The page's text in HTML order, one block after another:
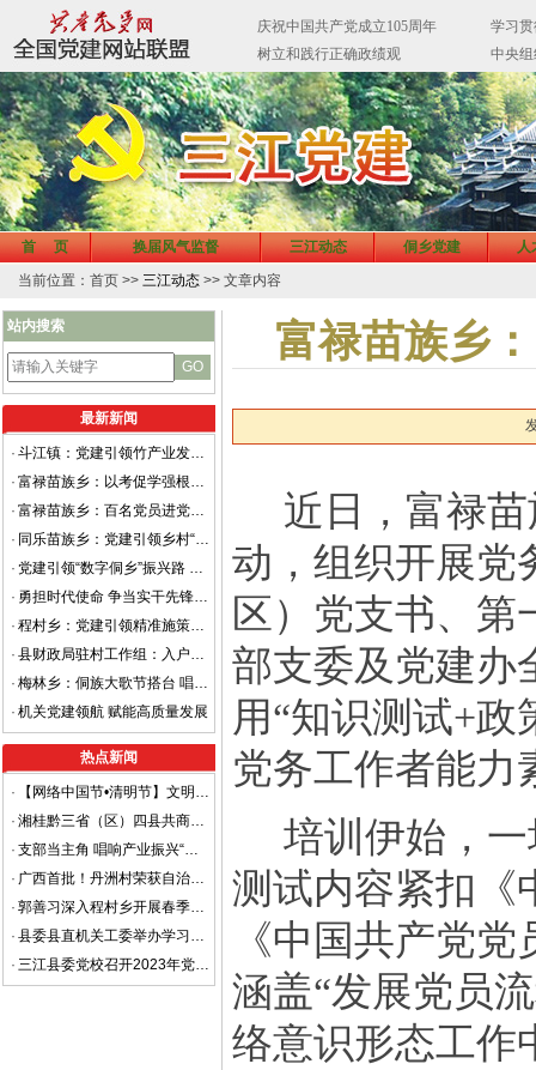
首 页 换届风气监督 三江动态 侗乡党建
人
当前位置：首页 >> 三江动态 >> 文章内容
站内搜索
最新新闻
·
斗江镇：党建引领竹产业发展 铺就乡村振兴富民路
·
富禄苗族乡：以考促学强根基 经验分享提质效
·
富禄苗族乡：百名党员进党校 锤炼党性固党心
·
同乐苗族乡：党建引领乡村“善治”之路
·
党建引领“数字侗乡”振兴路 ——布央村以智慧党建赋能乡村治理现代化
·
勇担时代使命 争当实干先锋——三江侗族自治县召开2025年年轻干部座谈会
·
程村乡：党建引领精准施策，真诚服务助企纾困
·
县财政局驻村工作组：入户开展养老认证 贴心服务解民忧
·
梅林乡：侗族大歌节搭台 唱响乡村振兴“经济大戏”
· 机关党建领航 赋能高质量发展
热点新闻
·
【网络中国节•清明节】文明祭祀，平安清明
·
湘桂黔三省（区）四县共商平安边界建设 着力打造省际平安边界样板区
·
支部当主角 唱响产业振兴“重头戏”
·
广西首批！丹洲村荣获自治区级“金字招牌”
·
郭善习深入程村乡开展春季走访慰问工作
·
县委县直机关工委举办学习贯彻党的二十大精神进机关宣讲报告会
·
三江县委党校召开2023年党风廉政建设暨清廉机关工作部署会
富禄苗族乡
近日，富禄
动，组织开展党
区）党支书、第
部支委及党建办
用“知识测试+政
党务工作者能力
培训伊始，
测试内容紧扣《
《中国共产党
涵盖“发展党员
络意识形态工作